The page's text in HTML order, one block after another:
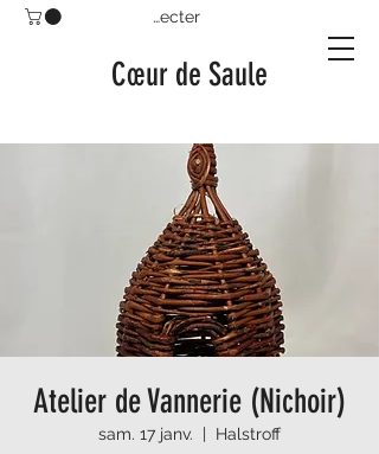
Se connecter
Cœur de Saule
Atelier de Vannerie (Nichoir)
sam. 17 janv.
  |
Halstroff